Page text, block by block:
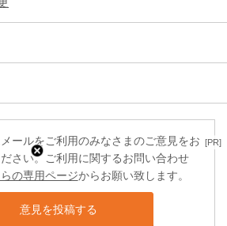
[PR]
メールをご利用のみなさまのご意見をお
さい。ご利用に関するお問い合わせ
の専用ページからお願い致します。
意見を投稿する